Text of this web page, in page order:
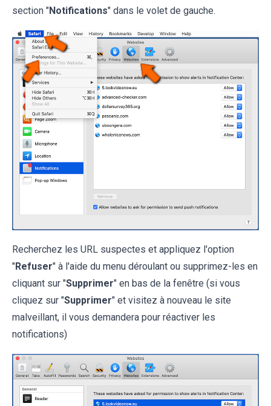
section "Notifications" dans le volet de gauche.
Recherchez les URL suspectes et appliquez l'option
"Refuser" à l'aide du menu déroulant ou supprimez-les en
cliquant sur "Supprimer" en bas de la fenêtre (si vous
cliquez sur "Supprimer" et visitez à nouveau le site
malveillant, il vous demandera pour réactiver les
notifications)